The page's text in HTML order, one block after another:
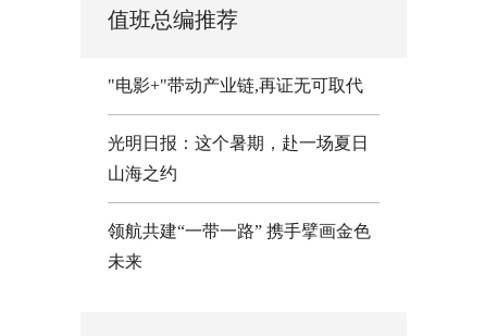
值班总编推荐
"电影+"带动产业链,再证无可取代
光明日报：这个暑期，赴一场夏日
山海之约
领航共建“一带一路” 携手擘画金色
未来